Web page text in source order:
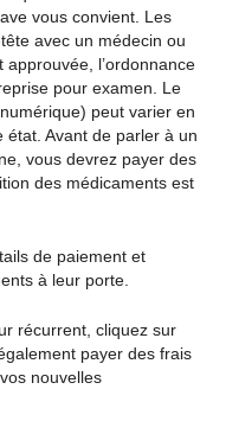
vous convient. Les
avec un médecin ou
l’ordonnance
pour examen. Le
peut varier en
Avant de parler à un
vous devrez payer des
des médicaments est
de paiement et
à leur porte.
récurrent, cliquez sur
payer des frais
nouvelles